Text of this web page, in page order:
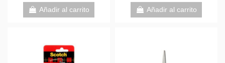
Añadir al carrito Añadir al carrito